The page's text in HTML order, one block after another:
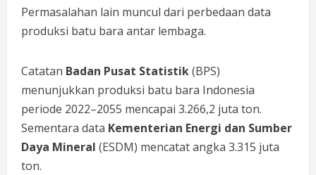
Permasalahan lain muncul dari perbedaan data
produksi batu bara antar lembaga.
Catatan Badan Pusat Statistik(BPS)
menunjukkan produksi batu bara Indonesia
periode 2022–2055 mencapai 3.266,2 juta ton.
Sementara data Kementerian Energi dan Sumber
Daya Mineral (ESDM) mencatat angka 3.315 juta
ton.